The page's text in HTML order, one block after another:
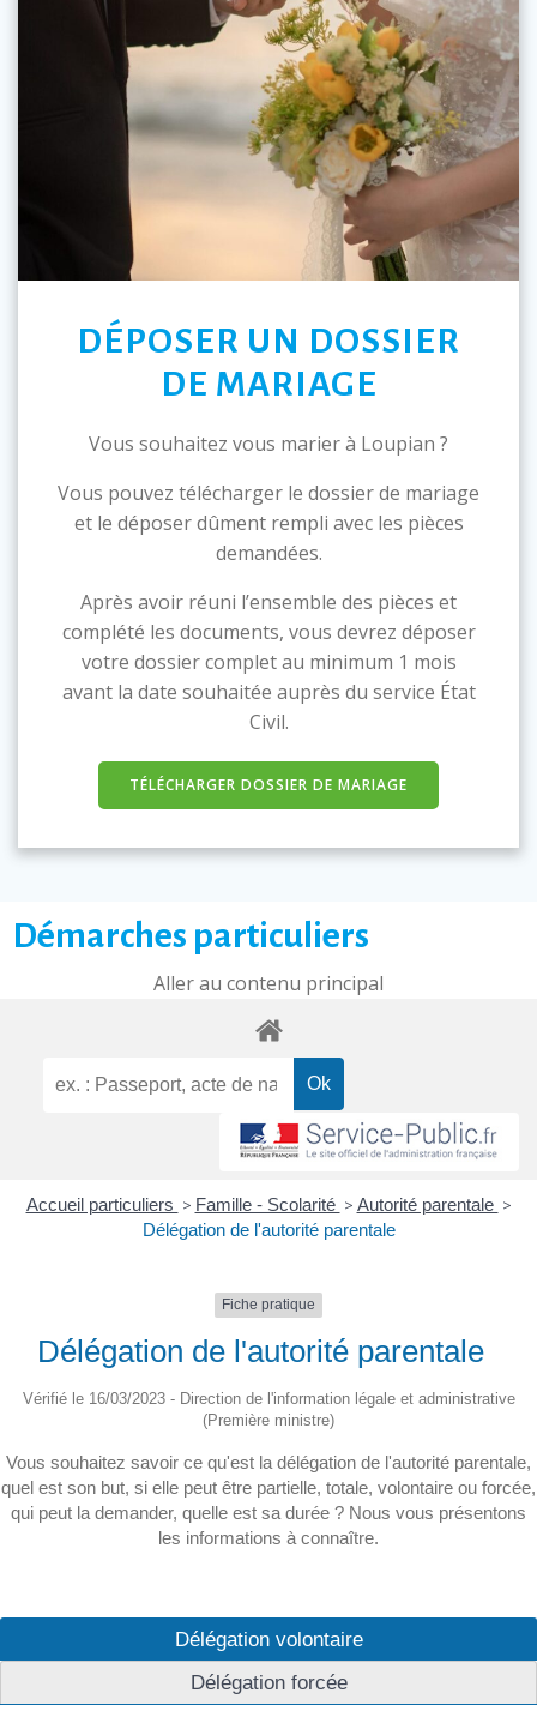
DÉPOSER UN DOSSIER
DE MARIAGE
Vous souhaitez vous marier à Loupian ?
Vous pouvez télécharger le dossier de mariage
et le déposer dûment rempli avec les pièces
demandées.
Après avoir réuni l’ensemble des pièces et
complété les documents, vous devrez déposer
votre dossier complet au minimum 1 mois
avant la date souhaitée auprès du service État
Civil.
TÉLÉCHARGER DOSSIER DE MARIAGE
Démarches particuliers
Aller au contenu principal
Accueil particuliers > Famille - Scolarité > Autorité parentale >
Délégation de l'autorité parentale
Fiche pratique
Délégation de l'autorité parentale
Vérifié le 16/03/2023 - Direction de l'information légale et administrative
(Première ministre)
Vous souhaitez savoir ce qu'est la délégation de l'autorité parentale,
quel est son but, si elle peut être partielle, totale, volontaire ou forcée,
qui peut la demander, quelle est sa durée ? Nous vous présentons
les informations à connaître.
Délégation volontaire
Délégation forcée